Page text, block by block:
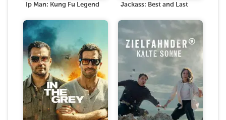
Ip Man: Kung Fu Legend Jackass: Best and Last